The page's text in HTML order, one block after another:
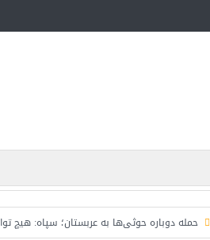
حوثی‌ها به عربستان؛ سپاه: هیچ توافقی را